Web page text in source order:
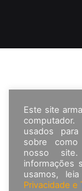
Este site
usados
sobre
nosso
informações
usamos,
Privacidade e